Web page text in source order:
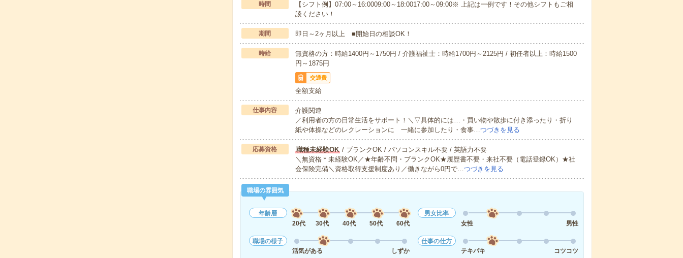
時間
【シフト例】07:00～16:0009:00～18:0017:00～09:00※ 上記は一例です！その他シフトもご相
談ください！
期間 即日～2ヶ月以上 ■開始日の相談OK！
時給
無資格の方：時給1400円～1750円 / 介護福祉士：時給1700円～2125円 / 初任者以上：時給1500
円～1875円
交通費
全額支給
仕事内容
介護関連
／利用者の方の日常生活をサポート！＼▽具体的には…・買い物や散歩に付き添ったり・折り
紙や体操などのレクレーションに 一緒に参加したり・食事…つづきを見る
応募資格 職種未経験OK/ ブランクOK / パソコンスキル不要 / 英語力不要
＼無資格＊未経験OK／★年齢不問・ブランクOK★履歴書不要・来社不要（電話登録OK）★社
会保険完備＼資格取得支援制度あり／働きながら0円で…つづきを見る
職場の雰囲気
年齢層
20代
30代 40代 50代 60代
男女比率
女性
男性
職場の様子
活気がある
しずか
仕事の仕方
テキパキ
コツコツ